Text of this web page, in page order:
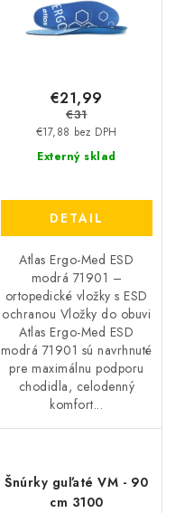
Externý sklad
€17,88 bez DPH
€21,99
€31
DETAIL
Atlas Ergo-Med ESD
modrá 71901 –
ortopedické vložky s ESD
ochranou Vložky do obuvi
Atlas Ergo-Med ESD
modrá 71901 sú navrhnuté
pre maximálnu podporu
chodidla, celodenný
komfort...
Šnúrky guľaté VM - 90
cm 3100